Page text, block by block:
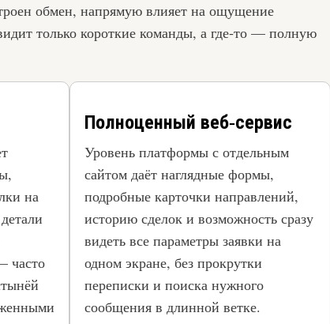
обмен, напрямую влияет на ощущение
только короткие команды, а где‑то — полную
на
часто
Полноценный веб‑сервис
Уровень платформы с отдельным
сайтом даёт наглядные формы,
подробные карточки направлений,
историю сделок и возможность сразу
видеть все параметры заявки на
одном экране, без прокрутки
переписки и поиска нужного
сообщения в длинной ветке.